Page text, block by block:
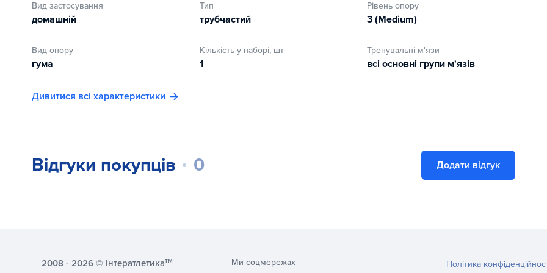
Вид застосування
домашній
Тип
трубчастий
Рівень опору
3 (Medium)
Вид опору
гума
Кількість у наборі, шт
1
Тренувальні м'язи
всі основні групи м'язів
Дивитися всі характеристики
Відгуки покупців 0 Додати відгук
Ми соцмережах
2008 - 2026 © Інтератлетикатм Політика